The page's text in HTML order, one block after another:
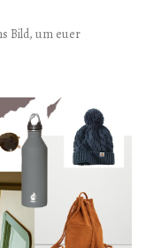
Bild, um euer